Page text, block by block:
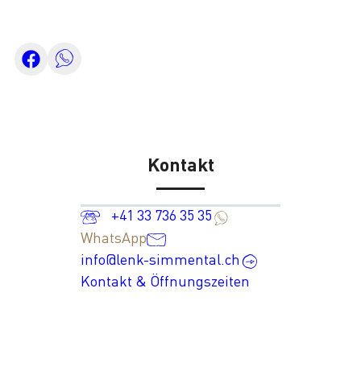
Kontakt
+41 33 736 35 35
WhatsApp
info@lenk-simmental.ch
Kontakt & Öffnungszeiten